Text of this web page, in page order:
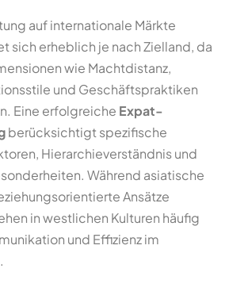
auf internationale Märkte
sich erheblich je nach Zielland, da
wie Machtdistanz,
und Geschäftspraktiken
Eine erfolgreiche Expat-
berücksichtigt spezifische
Hierarchieverständnis und
Während asiatische
Ansätze
in westlichen Kulturen häufig
und Effizienz im